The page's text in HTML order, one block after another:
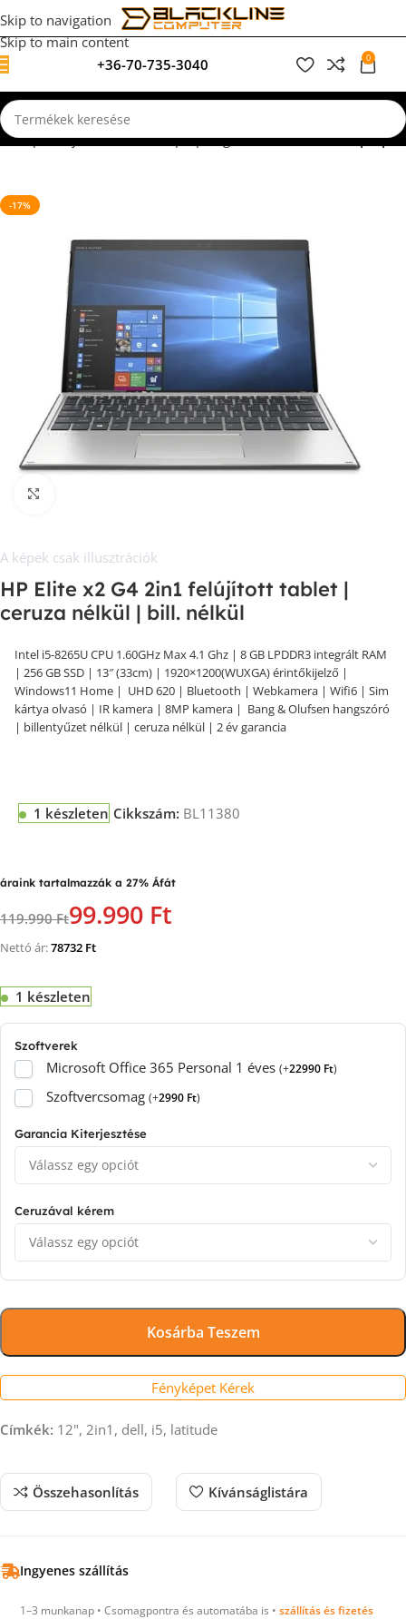
Skip to navigation
Skip to main content
+36-70-735-3040
0
Felújított, használt laptopok garanciával Akciós Laptopok
-17%
A képek csak illusztrációk
HP Elite x2 G4 2in1 felújított tablet |
ceruza nélkül | bill. nélkül
Intel i5-8265U CPU 1.60GHz Max 4.1 Ghz | 8 GB LPDDR3 integrált RAM
| 256 GB SSD | 13″ (33cm) | 1920×1200(WUXGA) érintőkijelző |
Windows11 Home | UHD 620 | Bluetooth | Webkamera | Wifi6 | Sim
kártya olvasó | IR kamera | 8MP kamera | Bang & Olufsen hangszóró
| billentyűzet nélkül | ceruza nélkül | 2 év garancia
1 készleten Cikkszám: BL11380
áraink tartalmazzák a 27% Áfát
119.990 Ft99.990 Ft
Nettó ár:78732 Ft
1 készleten
Szoftverek
Microsoft Office 365 Personal 1 éves (+22990 Ft)
Szoftvercsomag (+2990 Ft)
Garancia Kiterjesztése
Ceruzával kérem
Kosárba Teszem
Fényképet Kérek
Címkék: 12", 2in1, dell, i5, latitude
Összehasonlítás Kívánságlistára
Ingyenes szállítás
1–3 munkanap • Csomagpontra és automatába is • szállítás és fizetés